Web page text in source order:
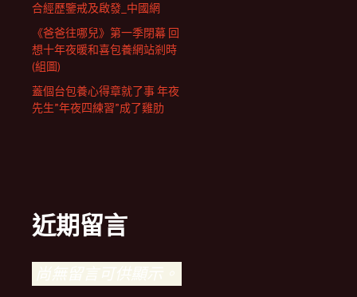
合經歷鑒戒及啟發_中國網
《爸爸往哪兒》第一季閉幕 回
想十年夜暖和喜包養網站剎時
(組圖)
蓋個台包養心得章就了事 年夜
先生”年夜四練習”成了雞肋
近期留言
尚無留言可供顯示。